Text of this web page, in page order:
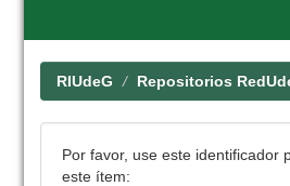
RIUdeG Repositorios
Por favor, use este identificador
este ítem: